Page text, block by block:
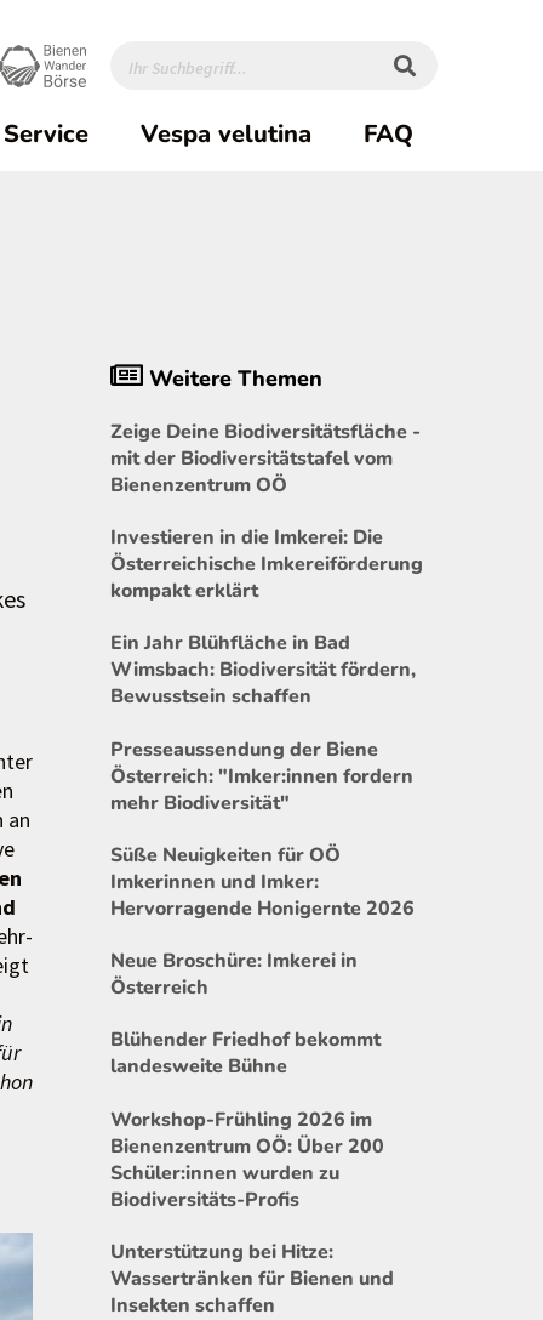
Service Vespa velutina FAQ
an
Weitere Themen
Zeige Deine Biodiversitätsfläche -
mit der Biodiversitätstafel vom
Bienenzentrum OÖ
Investieren in die Imkerei: Die
Österreichische Imkereiförderung
kompakt erklärt
Ein Jahr Blühfläche in Bad
Wimsbach: Biodiversität fördern,
Bewusstsein schaffen
Presseaussendung der Biene
Österreich: "Imker:innen fordern
mehr Biodiversität"
Süße Neuigkeiten für OÖ
Imkerinnen und Imker:
Hervorragende Honigernte 2026
Neue Broschüre: Imkerei in
Österreich
Blühender Friedhof bekommt
landesweite Bühne
Workshop-Frühling 2026 im
Bienenzentrum OÖ: Über 200
Schüler:innen wurden zu
Biodiversitäts-Profis
Unterstützung bei Hitze:
Wassertränken für Bienen und
Insekten schaffen